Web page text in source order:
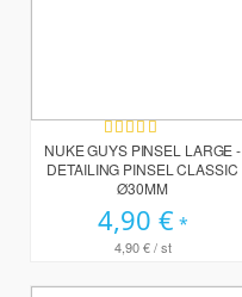
Bewertung:
100%
NUKE GUYS PINSEL LARGE -
DETAILING PINSEL CLASSIC
Ø30MM
4,90 €
4,90 €/ st